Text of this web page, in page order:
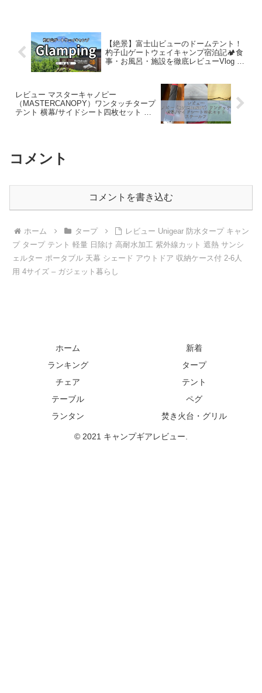
【絶景】富士山ビューのドームテント！
杓子山ゲートウェイキャンプ宿泊記🏕️食
事・お風呂・施設を徹底レビューVlog –
レビュー マスターキャノピー
（MASTERCANOPY）ワンタッチタープ
テント 横幕/サイドシート四枚セット ス
コメント
コメントを書き込む
ホーム タープ
レビュー Unigear 防水タープ キャン
プ タープ テント 軽量 日除け 高耐水加工 紫外線カット 遮熱 サンシ
ェルター ポータブル 天幕 シェード アウトドア 収納ケース付 2-6人
用 4サイズ – ガジェット暮らし
ホーム
新着
ランキング
タープ
チェア
テント
テーブル
ペグ
ランタン
焚き火台・グリル
© 2021 キャンプギアレビュー.